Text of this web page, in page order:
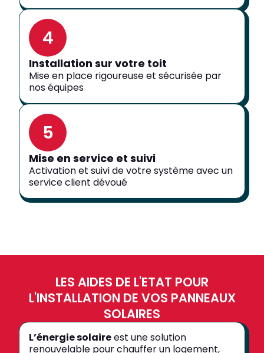
4
Installation sur votre toit
Mise en place rigoureuse et sécurisée par
nos équipes
5
Mise en service et suivi
Activation et suivi de votre système avec un
service client dévoué
LES AIDES DE L'ETAT POUR
L'INSTALLATION DE VOS PANNEAUX
SOLAIRES
L’énergie solaireest une solution
renouvelable pour chauffer un logement,